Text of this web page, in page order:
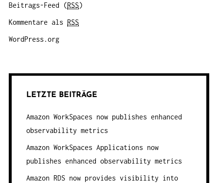
Beitrags-Feed (RSS)
Kommentare als RSS
WordPress.org
LETZTE BEITRÄGE
Amazon WorkSpaces now publishes enhanced
observability metrics
Amazon WorkSpaces Applications now
publishes enhanced observability metrics
Amazon RDS now provides visibility into